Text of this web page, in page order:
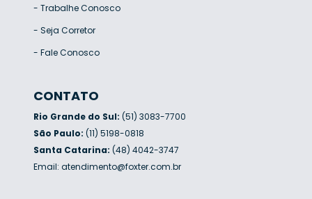
- Trabalhe Conosco
- Seja Corretor
- Fale Conosco
CONTATO
Rio Grande do Sul: (51) 3083-7700
São Paulo: (11) 5198-0818
Santa Catarina: (48) 4042-3747
Email: atendimento@foxter.com.br